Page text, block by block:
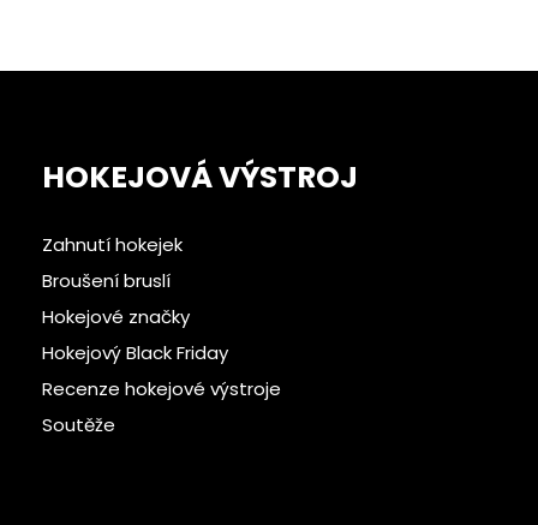
HOKEJOVÁ VÝSTROJ
Zahnutí hokejek
Broušení bruslí
Hokejové značky
Hokejový Black Friday
Recenze hokejové výstroje
Soutěže